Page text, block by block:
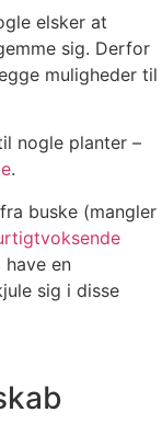
elsker at
sig. Derfor
muligheder til
nogle planter –
.
buske (mangler
have en
sig i disse